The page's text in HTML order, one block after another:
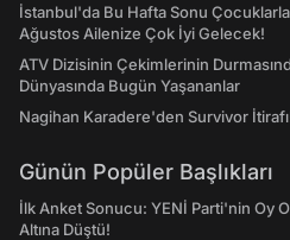
İstanbul'da Bu Hafta Sonu
Ağustos Ailenize Çok İyi Gelecek!
ATV Dizisinin Çekimlerinin
Dünyasında Bugün Yaşananlar
Nagihan Karadere'den Survivor
Günün Popüler Başlıkları
İlk Anket Sonucu: YENİ Parti'nin Oy
Altına Düştü!